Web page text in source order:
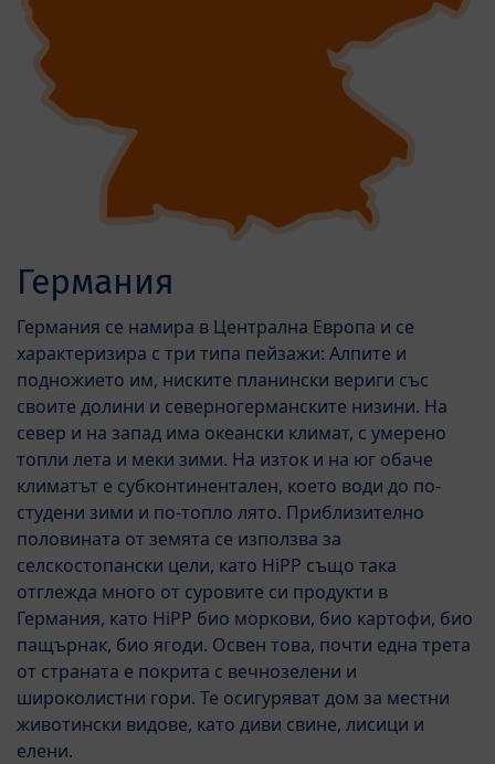
Германия
Германия се намира в Централна Европа и се
характеризира с три типа пейзажи: Алпите и
подножието им, ниските планински вериги със
своите долини и северногерманските низини. На
север и на запад има океански климат, с умерено
топли лета и меки зими. На изток и на юг обаче
климатът е субконтинентален, което води до по-
студени зими и по-топло лято. Приблизително
половината от земята се използва за
селскостопански цели, като HiPP също така
отглежда много от суровите си продукти в
Германия, като HiPP био моркови, био картофи, био
пащърнак, био ягоди. Освен това, почти една трета
от страната е покрита с вечнозелени и
широколистни гори. Те осигуряват дом за местни
животински видове, като диви свине, лисици и
елени.